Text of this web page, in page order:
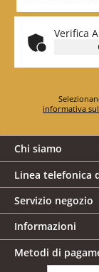
*
Verifica
informativa
Chi siamo
Linea telefonica
Servizio negozio
Informazioni
Metodi di